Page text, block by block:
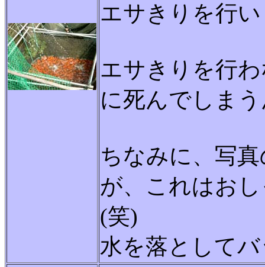
エサきりを行
エサきりを行
に死んでしま
ちなみに、写
が、これはお
(笑)
水を落として